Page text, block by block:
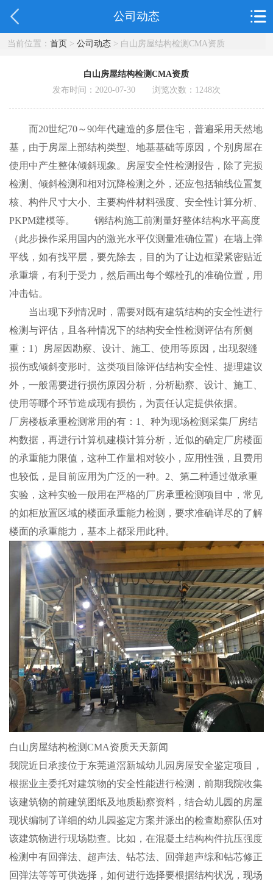
公司动态
当前位置： 首页> 公司动态> 白山房屋结构检测CMA资质
白山房屋结构检测CMA资质
发布时间：2020-07-30 浏览次数： 1248次
而20世纪70～90年代建造的多层住宅，普遍采用天然地
基，由于房屋上部结构类型、地基基础等原因，个别房屋在
使用中产生整体倾斜现象。房屋安全性检测报告，除了完损
检测、倾斜检测和相对沉降检测之外，还应包括轴线位置复
核、构件尺寸大小、主要构件材料强度、安全性计算分析、
PKPM建模等。 钢结构施工前测量好整体结构水平高度
（此步操作采用国内的激光水平仪测量准确位置）在墙上弹
平线，如有找平层，要先除去，目的为了让边框梁紧密贴近
承重墙，有利于受力，然后画出每个螺栓孔的准确位置，用
冲击钻。
当出现下列情况时，需要对既有建筑结构的安全性进行
检测与评估，且各种情况下的结构安全性检测评估有所侧
重：1）房屋因勘察、设计、施工、使用等原因，出现裂缝
损伤或倾斜变形时。这类项目除评估结构安全性、提理建议
外，一般需要进行损伤原因分析，分析勘察、设计、施工、
使用等哪个环节造成现有损伤，为责任认定提供依据。
厂房楼板承重检测常用的有：1、种为现场检测采集厂房结
构数据，再进行计算机建模计算分析，近似的确定厂房楼面
的承重能力限值，这种工作量相对较小，应用性强，且费用
也较低，是目前应用为广泛的一种。2、第二种通过做承重
实验，这种实验一般用在严格的厂房承重检测项目中，常见
的如柜放置区域的楼面承重能力检测，要求准确详尽的了解
楼面的承重能力，基本上都采用此种。
白山房屋结构检测CMA资质天天新闻
我院近日承接位于东莞道滘新城幼儿园房屋安全鉴定项目，
根据业主委托对建筑物的安全性能进行检测，前期我院收集
该建筑物的前建筑图纸及地质勘察资料，结合幼儿园的房屋
现状编制了详细的幼儿园鉴定方案并派出的检查勘察队伍对
该建筑物进行现场勘查。比如，在混凝土结构构件抗压强度
检测中有回弹法、超声法、钻芯法、回弹超声综和钻芯修正
回弹法等等可供选择，如何进行选择要根据结构状况，现场